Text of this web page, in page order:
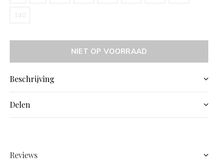
140
NIET OP VOORRAAD
Beschrijving
Delen
Reviews